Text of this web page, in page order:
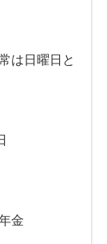
は日曜日と
金